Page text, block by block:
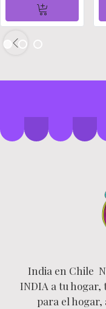
India en Chile
INDIA a tu hogar,
para el